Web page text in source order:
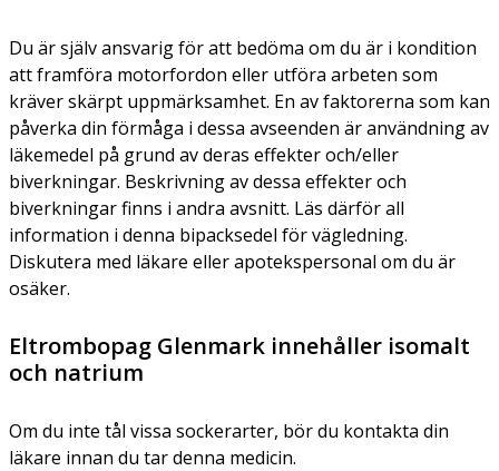
Du är själv ansvarig för att bedöma om du är i kondition
att framföra motorfordon eller utföra arbeten som
kräver skärpt uppmärksamhet. En av faktorerna som kan
påverka din förmåga i dessa avseenden är användning av
läkemedel på grund av deras effekter och/eller
biverkningar. Beskrivning av dessa effekter och
biverkningar finns i andra avsnitt. Läs därför all
information i denna bipacksedel för vägledning.
Diskutera med läkare eller apotekspersonal om du är
osäker.
Eltrombopag Glenmark innehåller isomalt
och natrium
Om du inte tål vissa sockerarter, bör du kontakta din
läkare innan du tar denna medicin.